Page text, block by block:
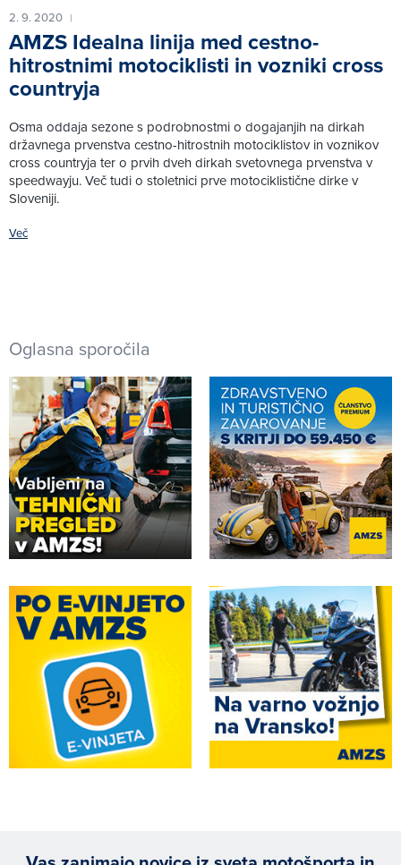
2. 9. 2020 |
AMZS Idealna linija med cestno-
hitrostnimi motociklisti in vozniki cross
countryja
Osma oddaja sezone s podrobnostmi o dogajanjih na dirkah
državnega prvenstva cestno-hitrostnih motociklistov in voznikov
cross countryja ter o prvih dveh dirkah svetovnega prvenstva v
speedwayju. Več tudi o stoletnici prve motociklistične dirke v
Sloveniji.
Več
Oglasna sporočila